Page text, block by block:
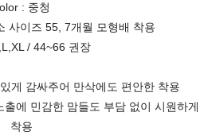
: 중청
사이즈 55, 7개월 모형배 착용
/ 44~66 권장
게 감싸주어 만삭에도 편안한 착용
에 민감한 맘들도 부담 없이 시원하게
착용